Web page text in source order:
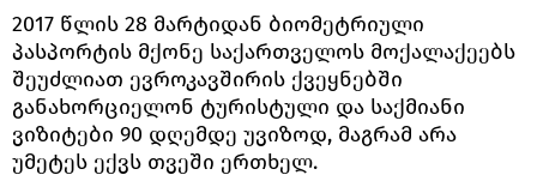
2017 წლის 28 მარტიდან ბიომეტრიული
პასპორტის მქონე საქართველოს მოქალაქეებს
შეუძლიათ ევროკავშირის ქვეყნებში
განახორციელონ ტურისტული და საქმიანი
ვიზიტები 90 დღემდე უვიზოდ, მაგრამ არა
უმეტეს ექვს თვეში ერთხელ.